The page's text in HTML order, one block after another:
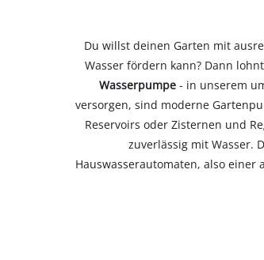
Du willst deinen Garten mit
Wasser fördern kann? Dann
Wasserpumpe- in unserem
versorgen, sind moderne
Reservoirs oder Zisternen und
zuverlässig mit Wasser.
Hauswasserautomaten, also